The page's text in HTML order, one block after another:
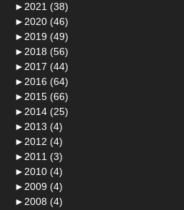
► 2021 (38)
► 2020 (46)
► 2019 (49)
► 2018 (56)
► 2017 (44)
► 2016 (64)
► 2015 (66)
► 2014 (25)
► 2013 (4)
► 2012 (4)
► 2011 (3)
► 2010 (4)
► 2009 (4)
► 2008 (4)